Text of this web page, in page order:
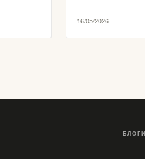
16/05/2026
БЛОГИ